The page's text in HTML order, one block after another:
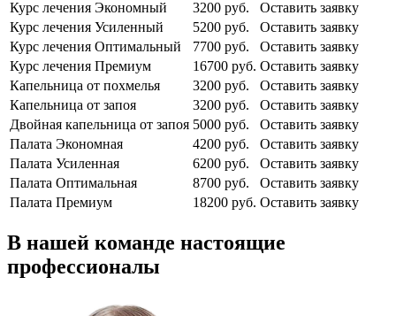
Курс лечения Экономный 3200 руб.
Оставить заявку
Курс лечения Усиленный
5200 руб.
Оставить заявку
Курс лечения Оптимальный
7700 руб.
Оставить заявку
Курс лечения Премиум
16700 руб. Оставить заявку
Капельница от похмелья
3200 руб.
Оставить заявку
Капельница от запоя
3200 руб.
Оставить заявку
Двойная капельница от запоя 5000 руб.
Оставить заявку
Палата Экономная
4200 руб.
Оставить заявку
Палата Усиленная
6200 руб.
Оставить заявку
Палата Оптимальная
8700 руб.
Оставить заявку
Палата Премиум
18200 руб. Оставить заявку
В нашей команде настоящие
профессионалы